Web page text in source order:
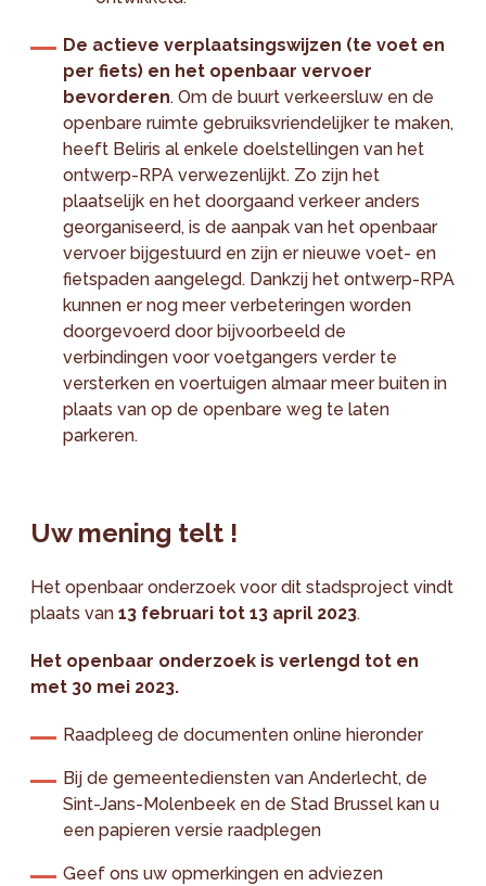
De actieve verplaatsingswijzen (te voet en
per fiets) en het openbaar vervoer
bevorderen. Om de buurt verkeersluw en de
openbare ruimte gebruiksvriendelijker te maken,
heeft Beliris al enkele doelstellingen van het
ontwerp-RPA verwezenlijkt. Zo zijn het
plaatselijk en het doorgaand verkeer anders
georganiseerd, is de aanpak van het openbaar
vervoer bijgestuurd en zijn er nieuwe voet- en
fietspaden aangelegd. Dankzij het ontwerp-RPA
kunnen er nog meer verbeteringen worden
doorgevoerd door bijvoorbeeld de
verbindingen voor voetgangers verder te
versterken en voertuigen almaar meer buiten in
plaats van op de openbare weg te laten
parkeren.
Uw mening telt !
Het openbaar onderzoek voor dit stadsproject vindt
plaats van13 februari tot 13 april 2023.
Het openbaar onderzoek is verlengd tot en
met 30 mei 2023.
Raadpleeg de documenten online hieronder
Bij de gemeentediensten van Anderlecht, de
Sint-Jans-Molenbeek en de Stad Brussel kan u
een papieren versie raadplegen
Geef ons uw opmerkingen en adviezen